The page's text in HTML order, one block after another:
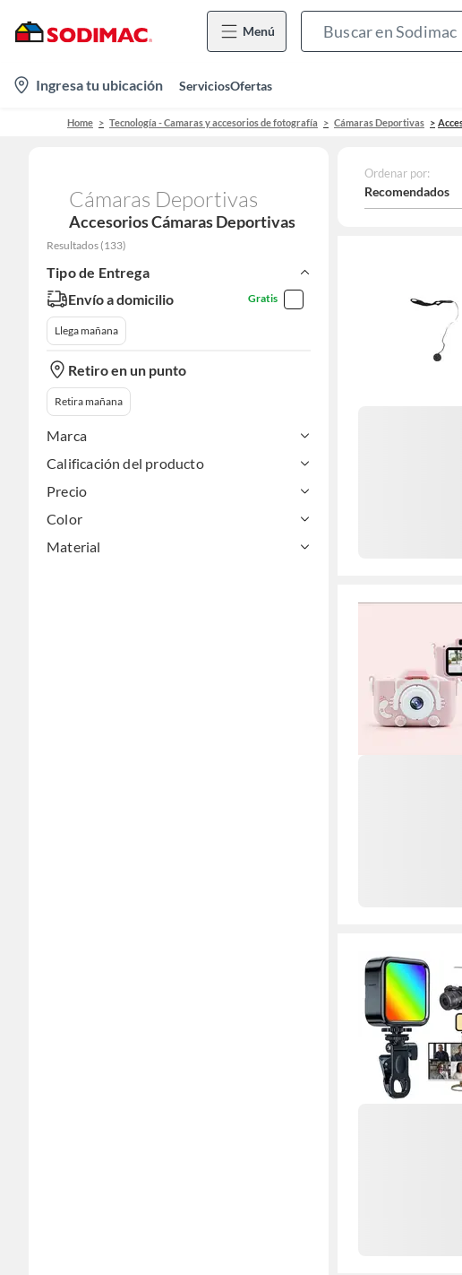
Menú
location-
icon
Ingresa tu ubicación ServiciosOfertas
Home Tecnología - Camaras y accesorios de fotografía Cámaras Deportivas
Cámaras Deportivas
Accesorios Cámaras Deportivas
Resultados (133)
Tipo de Entrega
Envío a domicilio
Gratis
Llega mañana
Retiro en un punto
Retira mañana
Marca
Calificación del producto
Precio
Color
Material
Ordenar por:
Recomendados